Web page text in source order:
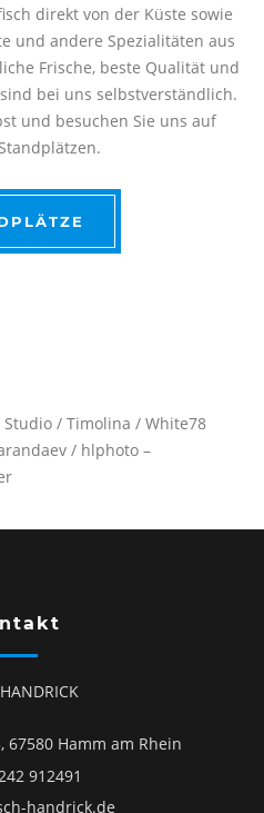
direkt von der Küste sowie
und andere Spezialitäten aus
Frische, beste Qualität und
bei uns selbstverständlich.
und besuchen Sie uns auf
Studio / Timolina / White78
/ hlphoto –
67580 Hamm am Rhein
912491
handrick.de